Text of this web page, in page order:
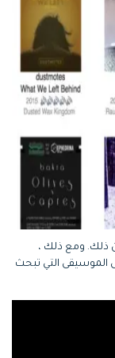
ذلك. ومع ذلك ،
الموسيقى التي تبحث